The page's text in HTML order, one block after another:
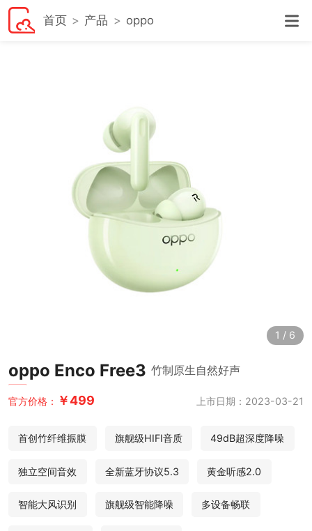
首页 产品 oppo
1 / 6
oppo Enco Free3 竹制原生自然好声
官方价格： ￥499 上市日期：2023-03-21
首创竹纤维振膜 旗舰级HIFI音质 49dB超深度降噪
独立空间音效 全新蓝牙协议5.3 黄金听感2.0
智能大风识别 旗舰级智能降噪 多设备畅联